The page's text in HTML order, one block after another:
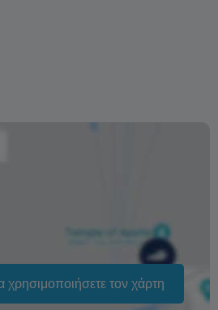
της κράτησης εξαρτάται από
εμάς για την επεξεργασία
χρησιμοποιήσετε τον χάρτη